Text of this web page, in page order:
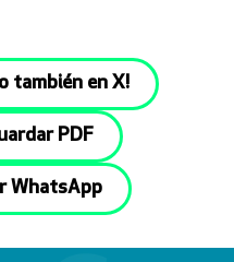
también en X!
PDF
WhatsApp